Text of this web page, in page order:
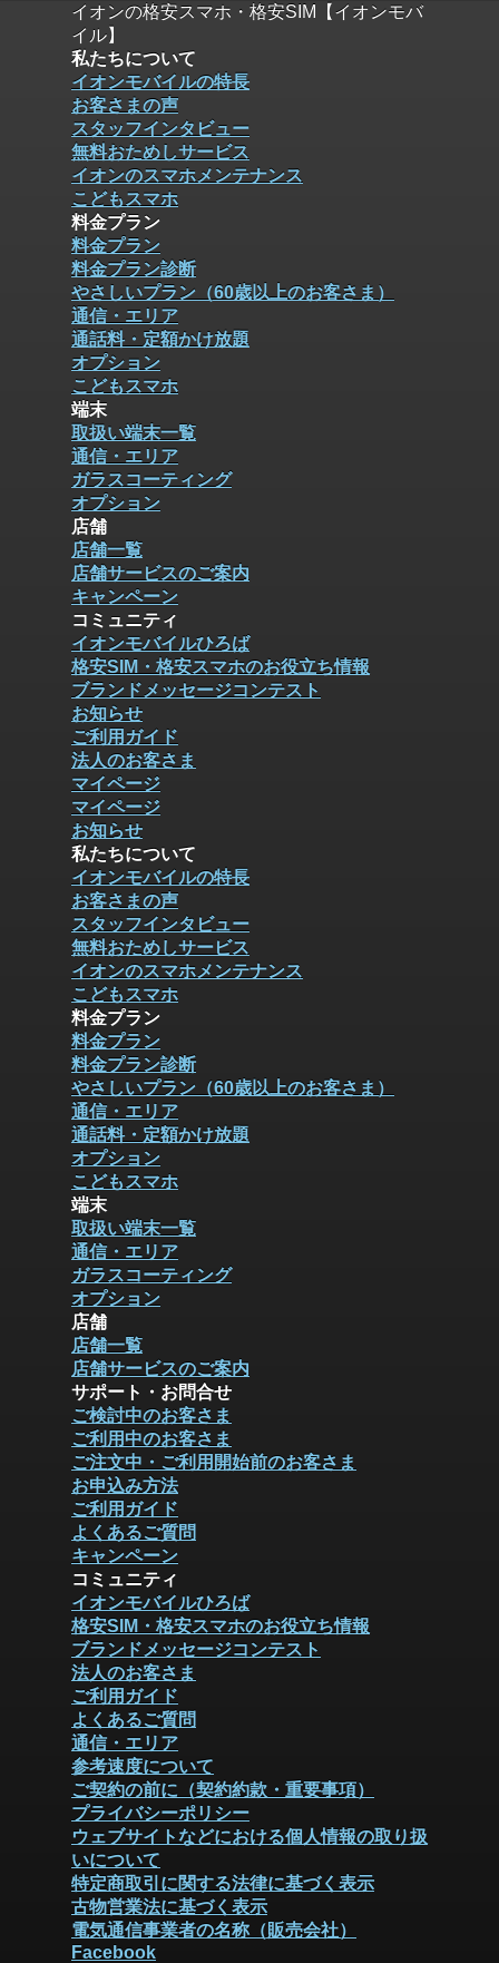
イオンの格安スマホ・格安SIM【イオンモバ
イル】
私たちについて
イオンモバイルの特長
お客さまの声
スタッフインタビュー
無料おためしサービス
イオンのスマホメンテナンス
こどもスマホ
料金プラン
料金プラン
料金プラン診断
やさしいプラン（60歳以上のお客さま）
通信・エリア
通話料・定額かけ放題
オプション
こどもスマホ
端末
取扱い端末一覧
通信・エリア
ガラスコーティング
オプション
店舗
店舗一覧
店舗サービスのご案内
キャンペーン
コミュニティ
イオンモバイルひろば
格安SIM・格安スマホのお役立ち情報
ブランドメッセージコンテスト
お知らせ
ご利用ガイド
法人のお客さま
マイページ
マイページ
お知らせ
私たちについて
イオンモバイルの特長
お客さまの声
スタッフインタビュー
無料おためしサービス
イオンのスマホメンテナンス
こどもスマホ
料金プラン
料金プラン
料金プラン診断
やさしいプラン（60歳以上のお客さま）
通信・エリア
通話料・定額かけ放題
オプション
こどもスマホ
端末
取扱い端末一覧
通信・エリア
ガラスコーティング
オプション
店舗
店舗一覧
店舗サービスのご案内
サポート・お問合せ
ご検討中のお客さま
ご利用中のお客さま
ご注文中・ご利用開始前のお客さま
お申込み方法
ご利用ガイド
よくあるご質問
キャンペーン
コミュニティ
イオンモバイルひろば
格安SIM・格安スマホのお役立ち情報
ブランドメッセージコンテスト
法人のお客さま
ご利用ガイド
よくあるご質問
通信・エリア
参考速度について
ご契約の前に（契約約款・重要事項）
プライバシーポリシー
ウェブサイトなどにおける個人情報の取り扱
いについて
特定商取引に関する法律に基づく表示
古物営業法に基づく表示
電気通信事業者の名称（販売会社）
Facebook